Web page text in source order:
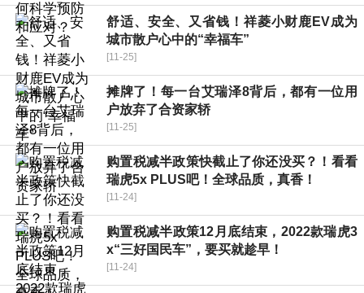
舒适、安全、又省钱！祥菱小财鹿EV成为
城市散户心中的“幸福车”
[11-25]
摊牌了！每一台艾瑞泽8背后，都有一位用
户放弃了合资家轿
[11-25]
购置税减半政策快截止了你还没买？！看看
瑞虎5x PLUS吧！全球品质，真香！
[11-24]
购置税减半政策12月底结束，2022款瑞虎3
x“三好国民车”，要买就趁早！
[11-24]